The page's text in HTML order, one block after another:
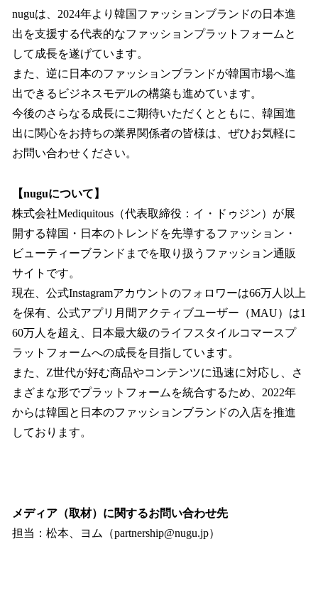
nuguは、2024年より韓国ファッションブランドの日本進
出を支援する代表的なファッションプラットフォームと
して成長を遂げています。
また、逆に日本のファッションブランドが韓国市場へ進
出できるビジネスモデルの構築も進めています。
今後のさらなる成長にご期待いただくとともに、韓国進
出に関心をお持ちの業界関係者の皆様は、ぜひお気軽に
お問い合わせください。
【nuguについて】
株式会社Mediquitous（代表取締役：イ・ドゥジン）が展
開する韓国・日本のトレンドを先導するファッション・
ビューティーブランドまでを取り扱うファッション通販
サイトです。
現在、公式Instagramアカウントのフォロワーは66万人以上
を保有、公式アプリ月間アクティブユーザー（MAU）は1
60万人を超え、日本最大級のライフスタイルコマースプ
ラットフォームへの成長を目指しています。
また、Z世代が好む商品やコンテンツに迅速に対応し、さ
まざまな形でプラットフォームを統合するため、2022年
からは韓国と日本のファッションブランドの入店を推進
しております。
メディア（取材）に関するお問い合わせ先
担当：松本、ヨム（partnership@nugu.jp）